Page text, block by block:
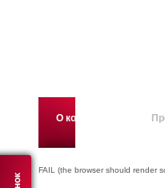
О компании
FAIL (the browser should render